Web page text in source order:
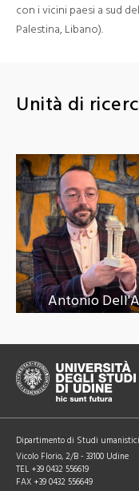
con i vicini paesi a sud
Palestina, Libano).
Unità di
Antonio
Dipartimento di Studi
Vicolo Florio, 2/B - 33100 Udine
TEL +39 0432 556619
FAX +39 0432 556649